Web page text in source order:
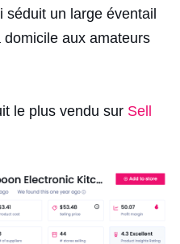
séduit un large éventail
aux amateurs
le plus vendu sur Sell